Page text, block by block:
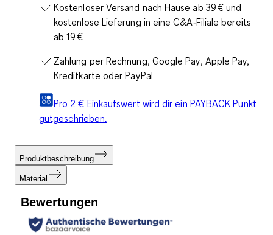
Kostenloser Versand nach Hause ab 39 € und
kostenlose Lieferung in eine C&A‑Filiale bereits
ab 19 €
Zahlung per Rechnung, Google Pay, Apple Pay,
Kreditkarte oder PayPal
Pro 2 € Einkaufswert wird dir ein PAYBACK Punkt
gutgeschrieben.
Produktbeschreibung
Material
Bewertungen